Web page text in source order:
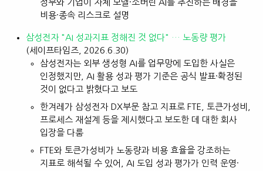
정부와 기업이 자체 모델·소버린 AI를 추진하는 배경을
비용·종속 리스크로 설명
삼성전자 "AI 성과지표 정해진 것 없다" … 노동량 평가
(세이프타임즈, 2026.6.30)
삼성전자는 외부 생성형 AI를 업무망에 도입한 사실은
인정했지만, AI 활용 성과 평가 기준은 공식 발표·확정된
것이 없다고 밝혔다고 보도
한겨레가 삼성전자 DX부문 참고 지표로 FTE, 토큰가성비,
프로세스 재설계 등을 제시했다고 보도한 데 대한 회사
입장을 다룸
FTE와 토큰가성비가 노동량과 비용 효율을 강조하는
지표로 해석될 수 있어, AI 도입 성과 평가가 인력 운영·